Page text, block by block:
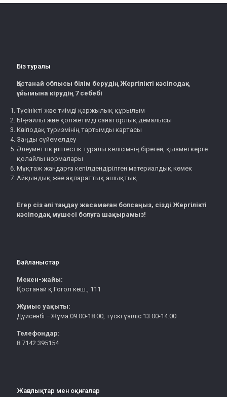
Біз туралы
Қостанай облысы білім берудің Жергілікті кәсіподақ
ұйымына кірудің 7 себебі
Түсінікті және тиімді қаржылық құрылым
Ыңғайлы және қолжетімді санаторлық демалысы
Кәсіподақ туризмінің тартымды картасы
Заңды сүйемелдеу
Әлеуметтік әріптестік туралы келісімнің бірегей, қызметкерге
қолайлы нормалары
Мұқтаж жандарға кепілдендірілген материалдық көмек
Айқындық және ақпараттық ашықтық
Егер сіз әлі таңдау жасамаған болсаңыз, сізді Жергілікті
кәсіподақ мүшесі болуға шақырамыз!
Байланыстар
Мекен-жайы:
Қостанай қ.Гогол көш., 111
Жұмыс уақыты:
Дүйсенбі –Жұма:09.00-18.00, түскі үзіліс 13.00-14.00
Телефондар:
8 7142 395154
Жаңалықтар мен оқиғалар